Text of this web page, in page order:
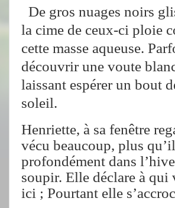
De gros nuages noirs
la cime de ceux-ci ploie
cette masse aqueuse.
découvrir une voute
laissant espérer un bout
soleil.
Henriette, à sa fenêtre
vécu beaucoup, plus
profondément dans
soupir. Elle déclare à qui
ici ; Pourtant elle